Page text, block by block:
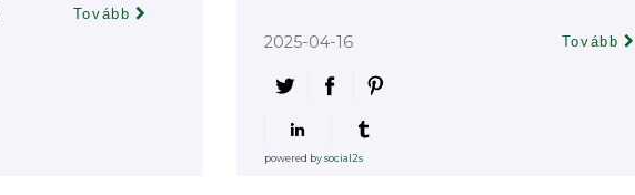
Tovább
2025-04-16 Tovább
powered bysocial2s